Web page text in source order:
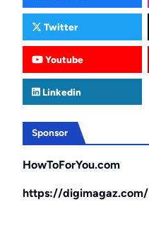
Twitter
Youtube
Linkedin
Sponsor
HowToForYou.com
https://digimagaz.com/